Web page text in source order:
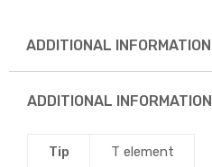
ADDITIONAL INFORMATION
ADDITIONAL INFORMATION
Tip T element